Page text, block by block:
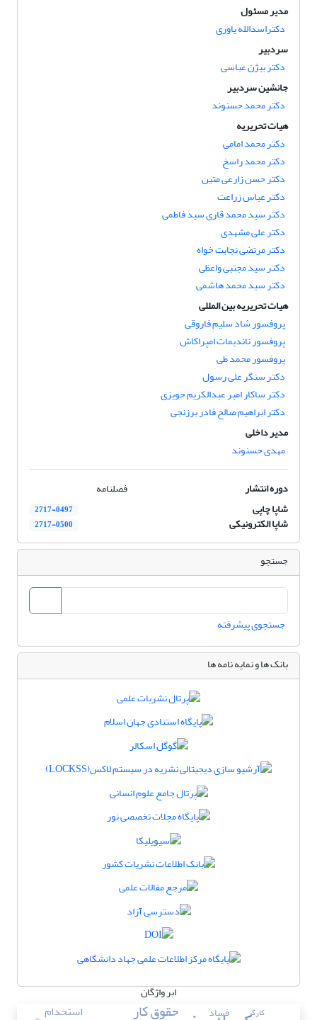
مدیر مسئول
دکتراسدالله یاوری
سردبیر
دکتر بیژن عباسی
جانشین سردبیر
دکتر محمد حسنوند
هیات تحریریه
دکتر محمد امامی
دکتر محمد راسخ
دکتر حسن زارعی متین
دکتر عباس زراعت
دکتر سید محمد قاری سید فاطمی
دکتر علی مشهدی
دکتر مرتضی نجابت خواه
دکتر سید مجتبی واعظی
دکتر سید محمد هاشمی
هیات تحریریه بین المللی
پروفسور شاد سلیم فاروقی
پروفسور ناندیمات امپراکاش
پروفسور محمد طَی
دکتر سنگر علی رسول
دکتر ساکار امیر عبدالکریم حویزی
دکتر ابراهیم صالح قادر برزنجی
مدیر داخلی
مهدی حسنوند
دوره انتشار
فصلنامه
شاپا چاپی
2717-0497
شاپا الکترونیکی 2717-0500
جستجو
جستجوی پیشرفته
بانک ها و نمایه نامه ها
ابر واژگان
حقوق کار استخدام فساد کارگر